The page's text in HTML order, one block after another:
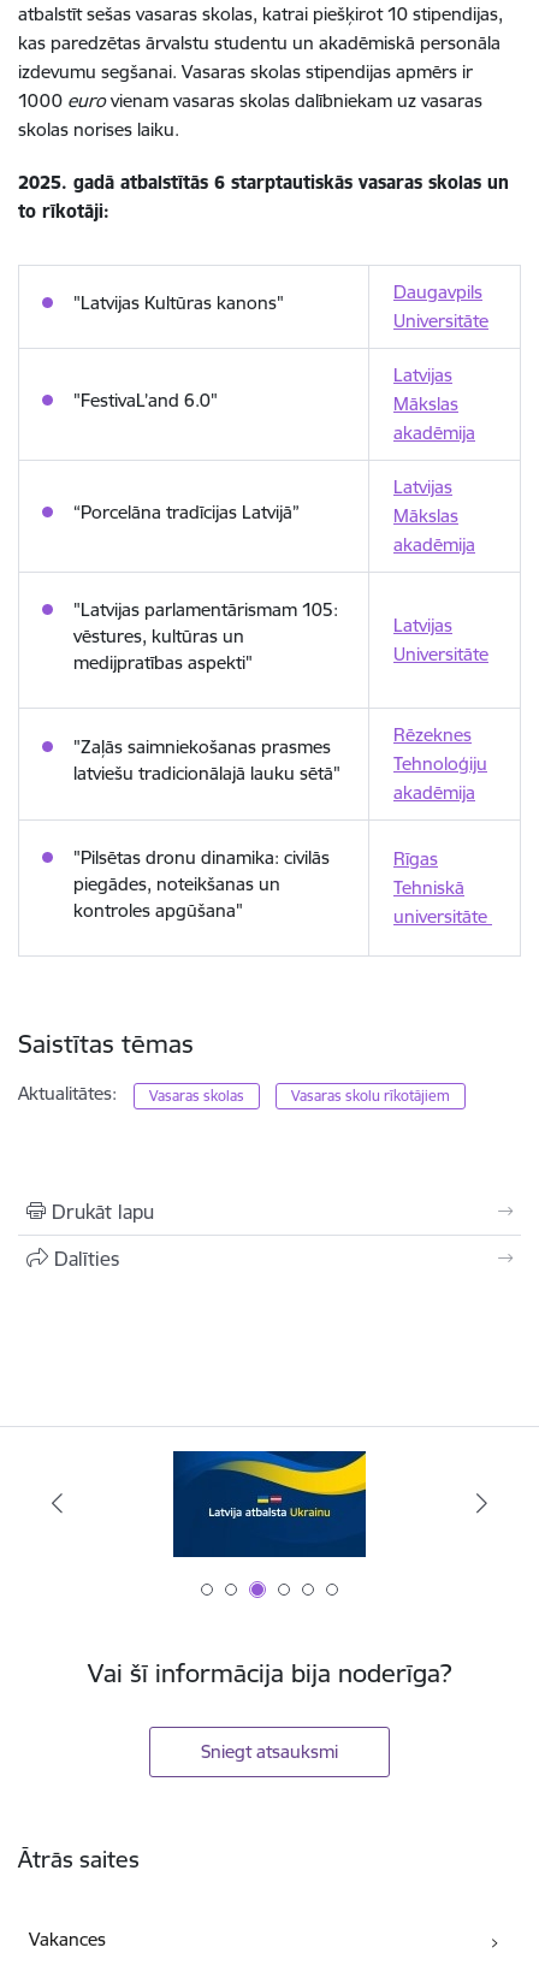
atbalstīt sešas vasaras skolas, katrai piešķirot 10 stipendijas,
kas paredzētas ārvalstu studentu un akadēmiskā personāla
izdevumu segšanai. Vasaras skolas stipendijas apmērs ir
1000 eurovienam vasaras skolas dalībniekam uz vasaras
skolas norises laiku.
2025. gadā atbalstītās 6 starptautiskās vasaras skolas un
to rīkotāji:
"Latvijas Kultūras kanons"
Daugavpils
Universitāte
"FestivaL’and 6.0"
Latvijas
Mākslas
akadēmija
“Porcelāna tradīcijas Latvijā”
Latvijas
Mākslas
akadēmija
"Latvijas parlamentārismam 105:
vēstures, kultūras un
medijpratības aspekti"
Latvijas
Universitāte
"Zaļās saimniekošanas prasmes
latviešu tradicionālajā lauku sētā"
Rēzeknes
Tehnoloģiju
akadēmija
"Pilsētas dronu dinamika: civilās
piegādes, noteikšanas un
kontroles apgūšana"
Rīgas
Tehniskā
universitāte
Saistītas tēmas
Aktualitātes: Vasaras skolas Vasaras skolu rīkotājiem
Drukāt lapu
Dalīties
Vai šī informācija bija noderīga?
Sniegt atsauksmi
Ātrās saites
Vakances